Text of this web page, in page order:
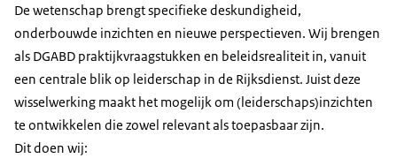
De wetenschap brengt specifieke deskundigheid,
onderbouwde inzichten en nieuwe perspectieven. Wij brengen
als DGABD praktijkvraagstukken en beleidsrealiteit in, vanuit
een centrale blik op leiderschap in de Rijksdienst. Juist deze
wisselwerking maakt het mogelijk om (leiderschaps)inzichten
te ontwikkelen die zowel relevant als toepasbaar zijn.
Dit doen wij: